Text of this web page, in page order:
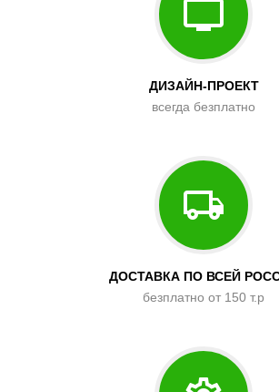
ДИЗАЙН-ПРОЕКТ
всегда безплатно
ДОСТАВКА ПО ВСЕЙ
безплатно от 150 т.р